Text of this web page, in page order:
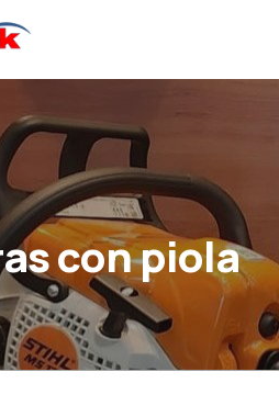
con piola